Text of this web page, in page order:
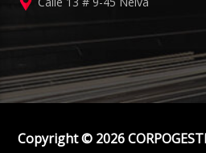
Copyright © 2026